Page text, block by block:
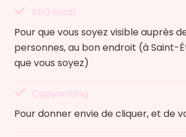
SEO local
Pour que vous soyez visible auprès
personnes, au bon endroit (à Saint-
que vous soyez)
Copywriting
Pour donner envie de cliquer, et de